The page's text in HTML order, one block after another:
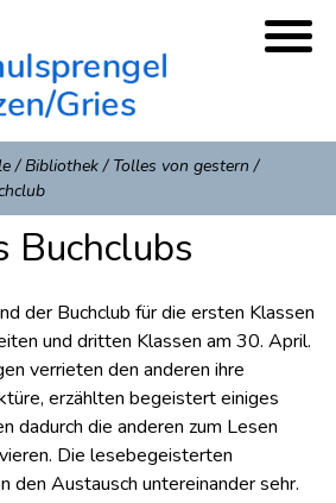
/Bibliothek/ Tolles von gestern /
Buchclubs
der Buchclub für die ersten Klassen
und dritten Klassen am 30. April.
verrieten den anderen ihre
erzählten begeistert einiges
dadurch die anderen zum Lesen
Die lesebegeisterten
den Austausch untereinander sehr.